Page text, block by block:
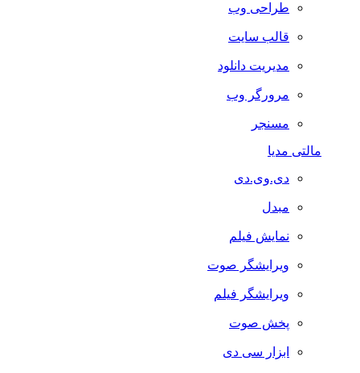
طراحی وب
قالب سایت
مدیریت دانلود
مرورگر وب
مسنجر
مالتی مدیا
دی.وی.دی
مبدل
نمایش فیلم
ویرایشگر صوت
ویرایشگر فیلم
پخش صوت
ابزار سی دی